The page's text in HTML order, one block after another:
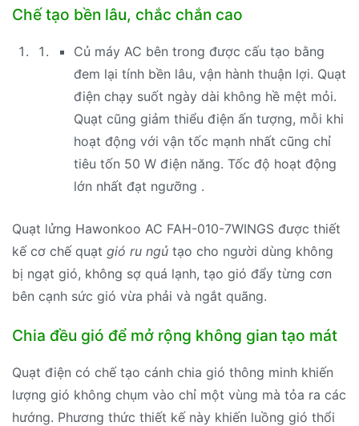
Chế tạo bền lâu, chắc chắn cao
Củ máy AC bên trong được cấu tạo bằng
đem lại tính bền lâu, vận hành thuận lợi. Quạt
điện chạy suốt ngày dài không hề mệt mỏi.
Quạt cũng giảm thiểu điện ấn tượng, mỗi khi
hoạt động với vận tốc mạnh nhất cũng chỉ
tiêu tốn 50 W điện năng. Tốc độ hoạt động
lớn nhất đạt ngưỡng .
Quạt lửng Hawonkoo AC FAH-010-7WINGS được thiết
kế cơ chế quạt gió ru ngủ tạo cho người dùng không
bị ngạt gió, không sợ quá lạnh, tạo gió đẩy từng cơn
bên cạnh sức gió vừa phải và ngắt quãng.
Chia đều gió để mở rộng không gian tạo mát
Quạt điện có chế tạo cánh chia gió thông minh khiến
lượng gió không chụm vào chỉ một vùng mà tỏa ra các
hướng. Phương thức thiết kế này khiến luồng gió thổi